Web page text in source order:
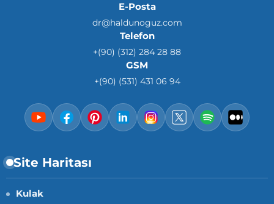
E-Posta
dr@haldunoguz.com
Telefon
+(90) (312) 284 28 88
GSM
+(90) (531) 431 06 94
Site Haritası
Kulak